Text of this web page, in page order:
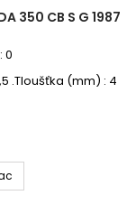
350 CB S G 1987
0
.Tloušťka (mm) : 4